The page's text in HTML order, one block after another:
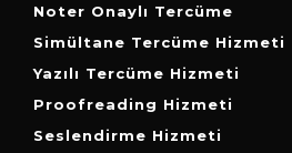
Noter Onaylı Tercüme
Simültane Tercüme Hizmeti
Yazılı Tercüme Hizmeti
Proofreading Hizmeti
Seslendirme Hizmeti